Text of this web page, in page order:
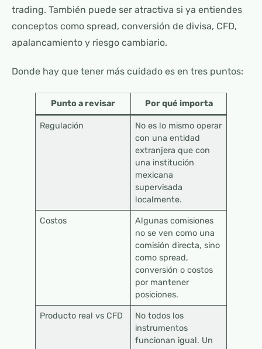
trading. También puede ser atractiva si ya entiendes
conceptos como spread, conversión de divisa, CFD,
apalancamiento y riesgo cambiario.
Donde hay que tener más cuidado es en tres puntos:
Punto a revisar Por qué importa
Regulación
No es lo mismo operar
con una entidad
extranjera que con
una institución
mexicana
supervisada
localmente.
Costos
Algunas comisiones
no se ven como una
comisión directa, sino
como spread,
conversión o costos
por mantener
posiciones.
Producto real vs CFD
No todos los
instrumentos
funcionan igual. Un